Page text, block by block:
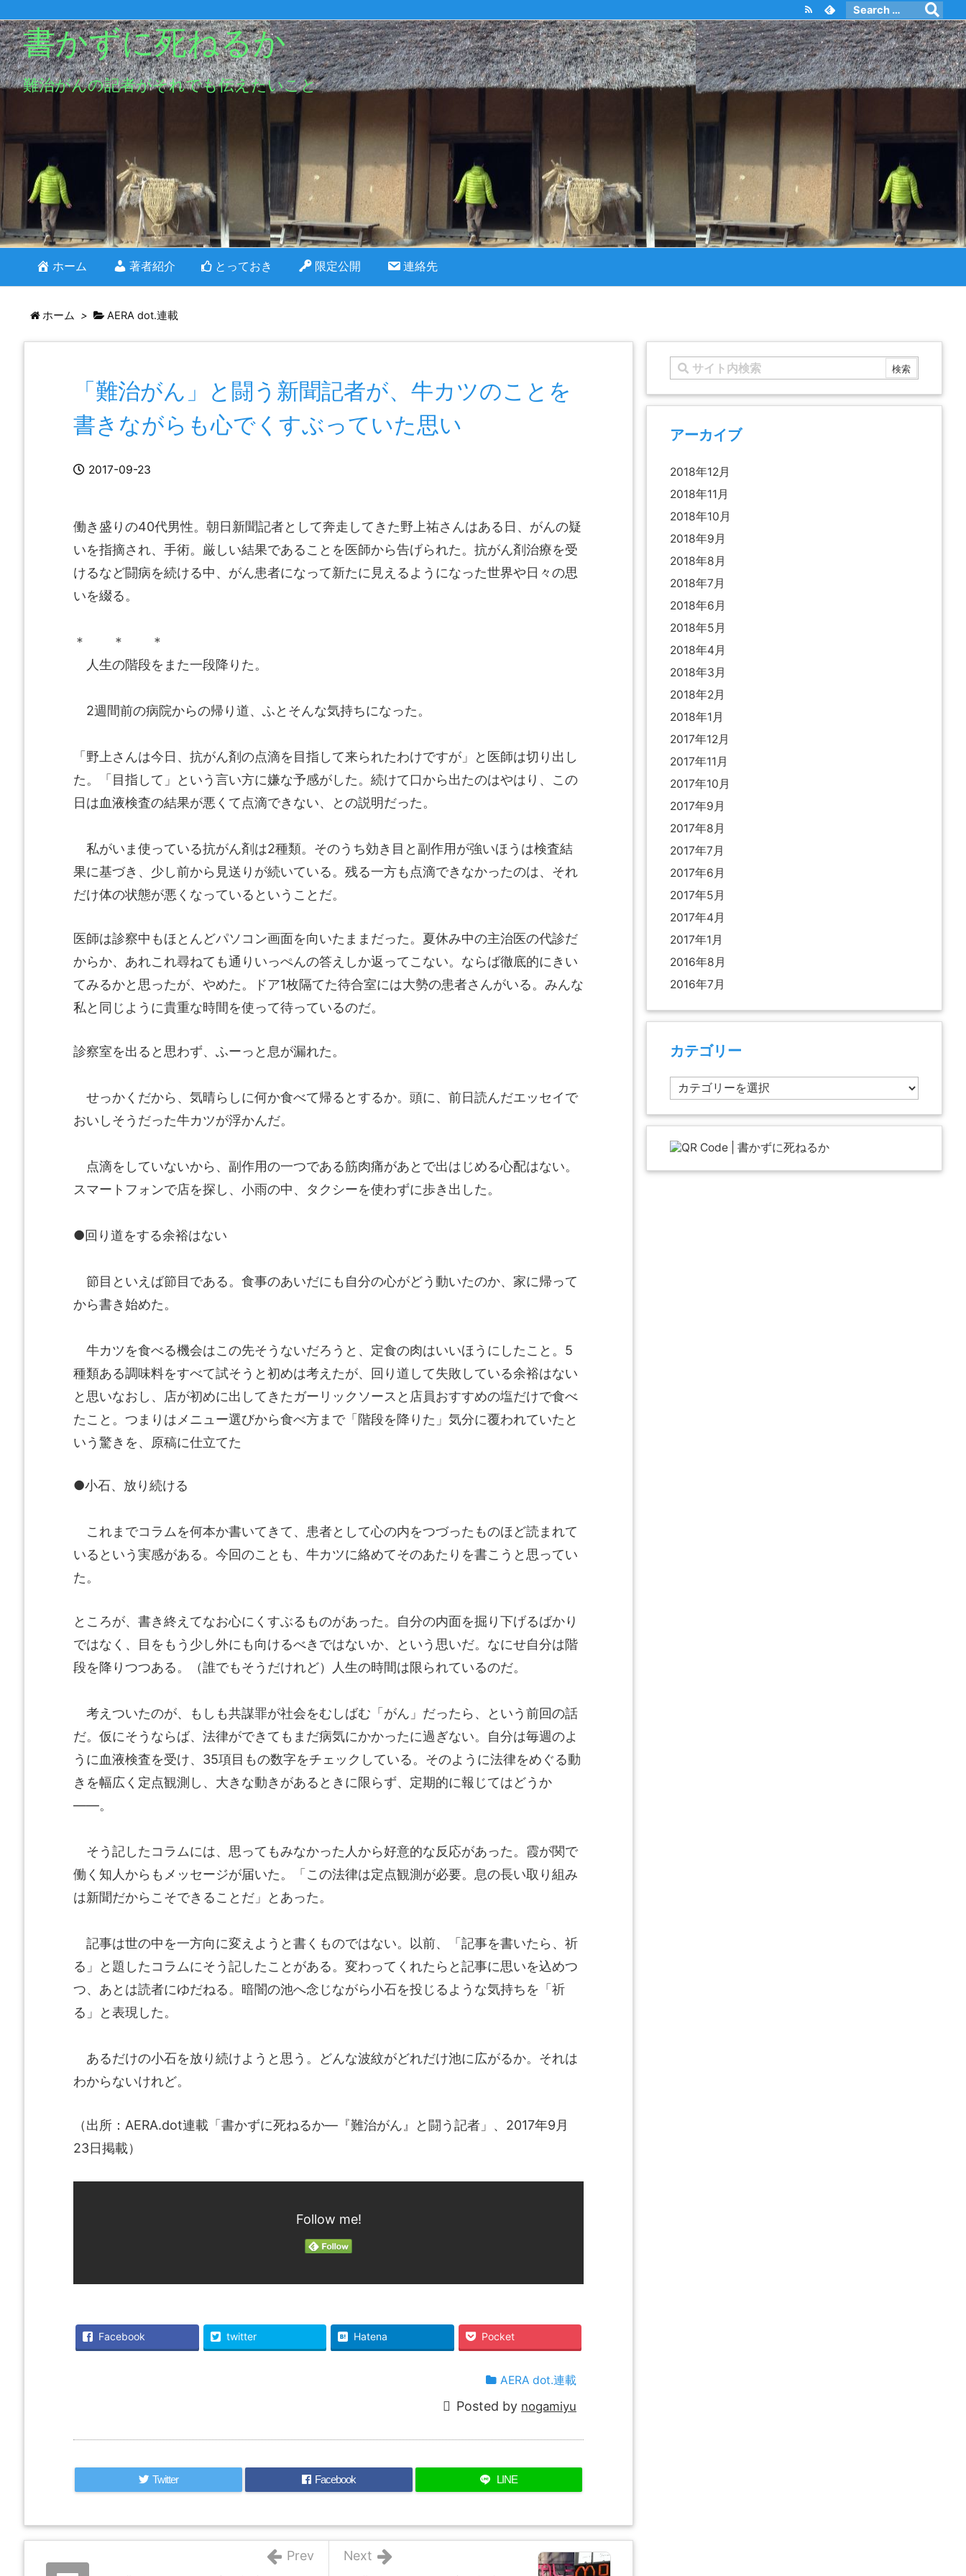
書かずに死ねるか
難治がんの記者がそれでも伝えたいこと
ホーム 著者紹介 とっておき 限定公開 連絡先
ホーム > AERA dot.連載
「難治がん」と闘う新聞記者が、牛カツのことを
書きながらも心でくすぶっていた思い
2017-09-23
働き盛りの40代男性。朝日新聞記者として奔走してきた野上祐さんはある日、がんの疑
いを指摘され、手術。厳しい結果であることを医師から告げられた。抗がん剤治療を受
けるなど闘病を続ける中、がん患者になって新たに見えるようになった世界や日々の思
いを綴る。
＊ ＊ ＊
人生の階段をまた一段降りた。
2週間前の病院からの帰り道、ふとそんな気持ちになった。
「野上さんは今日、抗がん剤の点滴を目指して来られたわけですが」と医師は切り出し
た。「目指して」という言い方に嫌な予感がした。続けて口から出たのはやはり、この
日は血液検査の結果が悪くて点滴できない、との説明だった。
私がいま使っている抗がん剤は2種類。そのうち効き目と副作用が強いほうは検査結
果に基づき、少し前から見送りが続いている。残る一方も点滴できなかったのは、それ
だけ体の状態が悪くなっているということだ。
医師は診察中もほとんどパソコン画面を向いたままだった。夏休み中の主治医の代診だ
からか、あれこれ尋ねても通りいっぺんの答えしか返ってこない。ならば徹底的にきい
てみるかと思ったが、やめた。ドア1枚隔てた待合室には大勢の患者さんがいる。みんな
私と同じように貴重な時間を使って待っているのだ。
診察室を出ると思わず、ふーっと息が漏れた。
せっかくだから、気晴らしに何か食べて帰るとするか。頭に、前日読んだエッセイで
おいしそうだった牛カツが浮かんだ。
点滴をしていないから、副作用の一つである筋肉痛があとで出はじめる心配はない。
スマートフォンで店を探し、小雨の中、タクシーを使わずに歩き出した。
●回り道をする余裕はない
節目といえば節目である。食事のあいだにも自分の心がどう動いたのか、家に帰って
から書き始めた。
牛カツを食べる機会はこの先そうないだろうと、定食の肉はいいほうにしたこと。5
種類ある調味料をすべて試そうと初めは考えたが、回り道して失敗している余裕はない
と思いなおし、店が初めに出してきたガーリックソースと店員おすすめの塩だけで食べ
たこと。つまりはメニュー選びから食べ方まで「階段を降りた」気分に覆われていたと
いう驚きを、原稿に仕立てた
●小石、放り続ける
これまでコラムを何本か書いてきて、患者として心の内をつづったものほど読まれて
いるという実感がある。今回のことも、牛カツに絡めてそのあたりを書こうと思ってい
た。
ところが、書き終えてなお心にくすぶるものがあった。自分の内面を掘り下げるばかり
ではなく、目をもう少し外にも向けるべきではないか、という思いだ。なにせ自分は階
段を降りつつある。（誰でもそうだけれど）人生の時間は限られているのだ。
考えついたのが、もしも共謀罪が社会をむしばむ「がん」だったら、という前回の話
だ。仮にそうならば、法律ができてもまだ病気にかかったに過ぎない。自分は毎週のよ
うに血液検査を受け、35項目もの数字をチェックしている。そのように法律をめぐる動
きを幅広く定点観測し、大きな動きがあるときに限らず、定期的に報じてはどうか
――。
そう記したコラムには、思ってもみなかった人から好意的な反応があった。霞が関で
働く知人からもメッセージが届いた。「この法律は定点観測が必要。息の長い取り組み
は新聞だからこそできることだ」とあった。
記事は世の中を一方向に変えようと書くものではない。以前、「記事を書いたら、祈
る」と題したコラムにそう記したことがある。変わってくれたらと記事に思いを込めつ
つ、あとは読者にゆだねる。暗闇の池へ念じながら小石を投じるような気持ちを「祈
る」と表現した。
あるだけの小石を放り続けようと思う。どんな波紋がどれだけ池に広がるか。それは
わからないけれど。
（出所：AERA.dot連載「書かずに死ねるか―『難治がん』と闘う記者」、2017年9月
23日掲載）
Follow me!
Facebook twitter Hatena Pocket
AERA dot.連載
Posted by nogamiyu
Twitter Facebook LINE
Next
Prev
アーカイブ
2018年12月
2018年11月
2018年10月
2018年9月
2018年8月
2018年7月
2018年6月
2018年5月
2018年4月
2018年3月
2018年2月
2018年1月
2017年12月
2017年11月
2017年10月
2017年9月
2017年8月
2017年7月
2017年6月
2017年5月
2017年4月
2017年1月
2016年8月
2016年7月
カテゴリー
カ
テ
ゴ
リ
ー